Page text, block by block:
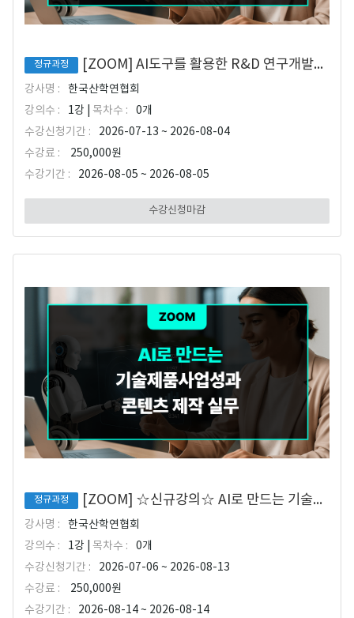
정규과정 [ZOOM] AI도구를 활용한 R&D 연구개발계획서 작성법
강사명 :
한국산학연협회
강의수 :
1강 | 목차수 :
0개
수강신청기간 :
2026-07-13 ~ 2026-08-04
수강료 :
250,000원
수강기간 :
2026-08-05 ~ 2026-08-05
수강신청마감
정규과정 [ZOOM] ☆신규강의☆ AI로 만드는 기술제품 사업성과 콘텐츠 제작 실무
강사명 :
한국산학연협회
강의수 :
1강 | 목차수 :
0개
수강신청기간 :
2026-07-06 ~ 2026-08-13
수강료 :
250,000원
수강기간 :
2026-08-14 ~ 2026-08-14